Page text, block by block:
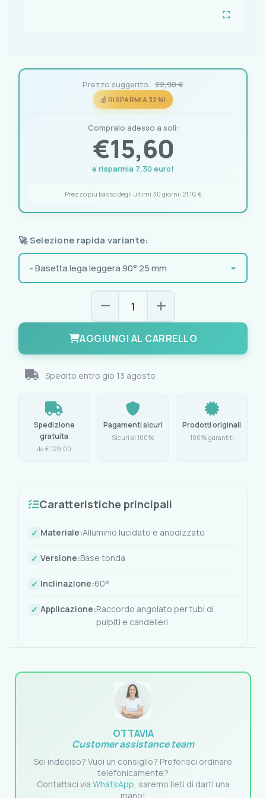
Prezzo suggerito: 22,90 €
💰 RISPARMIA 32%!
Compralo adesso a soli:
€15,60
e risparmia 7,30 euro!
Prezzo più basso degli ultimi 30 giorni: 21,16 €
🚀 Selezione rapida variante:
AGGIUNGI AL CARRELLO
Spedito entro gio 13 agosto
Spedizione
gratuita
da € 129,00
Pagamenti sicuri
Sicuri al 100%
Prodotti originali
100% garantiti
Caratteristiche principali
Materiale:Alluminio lucidato e anodizzato
Versione:Base tonda
Inclinazione:60°
Applicazione:Raccordo angolato per tubi di
pulpiti e candelieri
OTTAVIA
Customer assistance team
Sei indeciso? Vuoi un consiglio? Preferisci ordinare
telefonicamente?
Contattaci via WhatsApp, saremo lieti di darti una
mano!